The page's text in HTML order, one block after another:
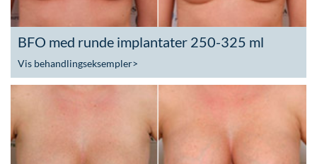
BFO med runde implantater 250-325 ml
Vis behandlingseksempler>